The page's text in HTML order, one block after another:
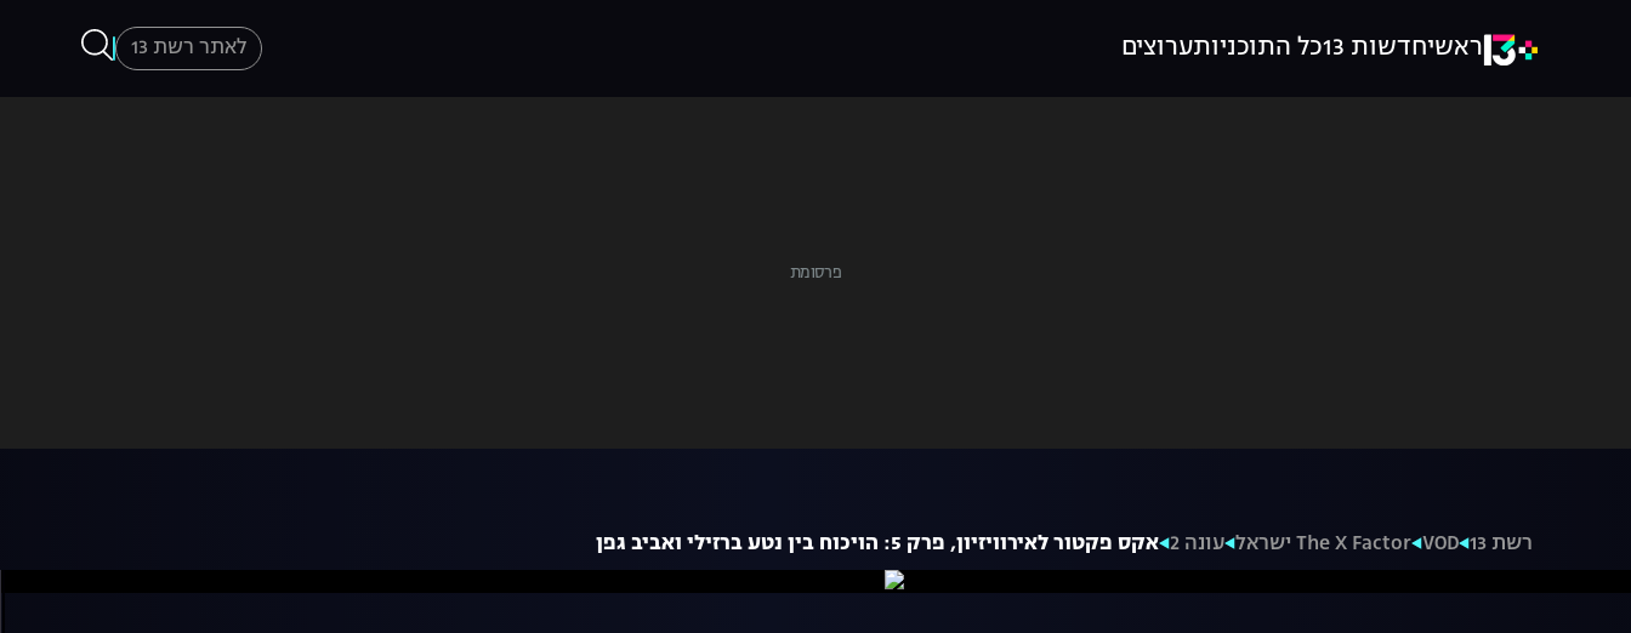
ראשיחדשות 13 כל התוכניותערוצים לאתר רשת 13
רשת 13 VOD The X Factor ישראל עונה 2 אקס פקטור לאירוויזיון, פרק 5: הויכוח בין נטע ברזילי ואביב גפן